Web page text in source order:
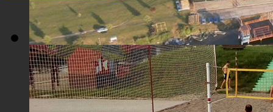
Плажа "Топољар" - Поглед из ваздуха